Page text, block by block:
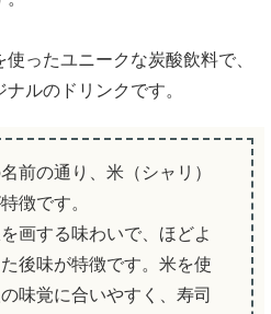
ったユニークな炭酸飲料で、
ルのドリンクです。
前の通り、米（シャリ）
徴です。
画する味わいで、ほどよ
後味が特徴です。米を使
味覚に合いやすく、寿司